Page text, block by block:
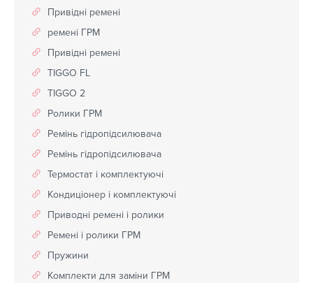
Привідні ремені
ремені ГРМ
Привідні ремені
TIGGO FL
TIGGO 2
Ролики ГРМ
Ремінь гідропідсилювача
Ремінь гідропідсилювача
Термостат і комплектуючі
Кондиціонер і комплектуючі
Приводні ремені і ролики
Ремені і ролики ГРМ
Пружини
Комплекти для заміни ГРМ